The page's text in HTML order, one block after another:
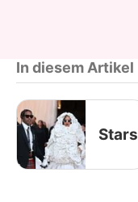
In diesem Artikel
Stars